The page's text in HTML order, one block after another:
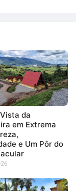
da
em Extrema
e Um Pôr do